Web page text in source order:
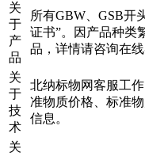
关
于
产
品
所有GBW、GSB开
证书”。因产品种类
品，详情请咨询在线
关
于
技
术
北纳标物网客服工
准物质价格、标准
信息。
关